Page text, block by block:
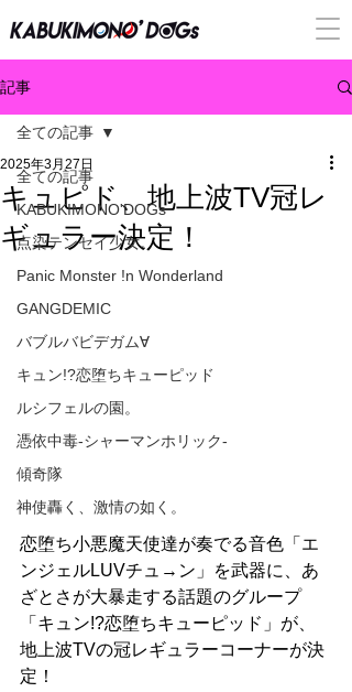
記事
全ての記事
KABUKIMONO'DOGs
点染テンセイ少女。
Panic Monster !n Wonderland
GANGDEMIC
バブルバビデガム∀
キュン!?恋堕ちキューピッド
ルシフェルの園。
憑依中毒-シャーマンホリック-
傾奇隊
神使轟く、激情の如く。
全ての記事
キュピド、地上波TV冠レ
ギュラー決定！
2025年3月27日
恋堕ち小悪魔天使達が奏でる音色「エ
ンジェルLUVチュ→ン」を武器に、あ
ざとさが大暴走する話題のグループ
「キュン!?恋堕ちキューピッド」が、
地上波TVの冠レギュラーコーナーが決
定！